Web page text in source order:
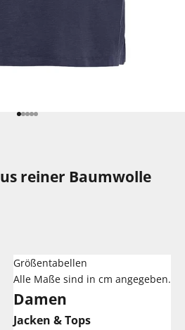
Gehe zu Element 1
Gehe zu Element 2
Gehe zu Element 3
Gehe zu Element 4
Gehe zu Element 5
reiner Baumwolle
Größentabellen
Alle Maße sind in cm angegeben.
Damen
Jacken & Tops